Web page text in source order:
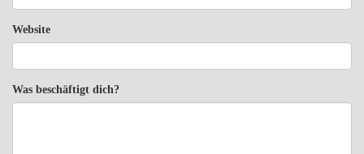
Website
Was beschäftigt dich?